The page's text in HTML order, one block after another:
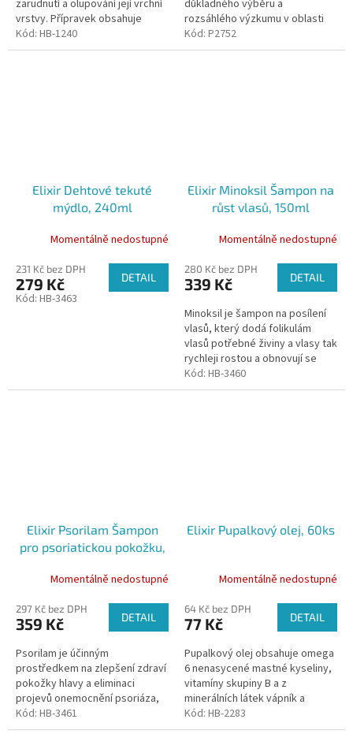
zarudnutí a olupování její vrchní
vrstvy. Přípravek obsahuje
mumio z altajské oblasti. Mumio
se v tradiční medicíně...
Kód: HB-1240
důkladného výběru a
rozsáhlého výzkumu v oblasti
trichologie – vědní disciplíny,
která se specializuje na
Kód: P2752
Elixir Dehtové tekuté
mýdlo, 240ml
Momentálně nedostupné
231 Kč bez DPH
279 Kč DETAIL
Kód: HB-3463
Elixir Minoksil Šampon na
růst vlasů, 150ml
Momentálně nedostupné
280 Kč bez DPH
339 Kč DETAIL
Minoksil je šampon na posílení
vlasů, který dodá folikulám
vlasů potřebné živiny a vlasy tak
rychleji rostou a obnovují se
staré vlasové buňky.
Kód: HB-3460
Elixir Psorilam Šampon
pro psoriatickou pokožku,
Momentálně nedostupné
297 Kč bez DPH
359 Kč DETAIL
Psorilam je účinným
prostředkem na zlepšení zdraví
pokožky hlavy a eliminaci
projevů onemocnění psoriáza,
kterou doprovází vyrážka,
suchá pokožka hlavy, svědivost
Kód: HB-3461
Elixir Pupalkový olej, 60ks
Momentálně nedostupné
64 Kč bez DPH
77 Kč DETAIL
Pupalkový olej obsahuje omega
6 nenasycené mastné kyseliny,
vitamíny skupiny B a z
minerálních látek vápník a
hořčík. Díky složení je pupalkový
olej pomocníkem organizmu v...
Kód: HB-2283